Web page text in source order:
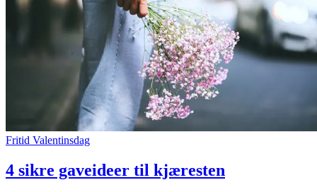
Fritid Valentinsdag
4 sikre gaveideer til kjæresten